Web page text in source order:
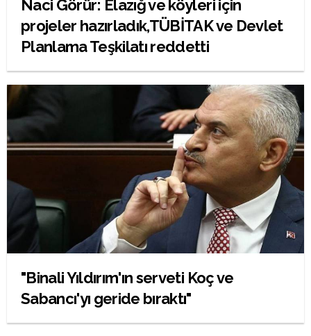
Naci Görür: Elazığ ve köyleri için
projeler hazırladık,TÜBİTAK ve Devlet
Planlama Teşkilatı reddetti
"Binali Yıldırım'ın serveti Koç ve
Sabancı'yı geride bıraktı"